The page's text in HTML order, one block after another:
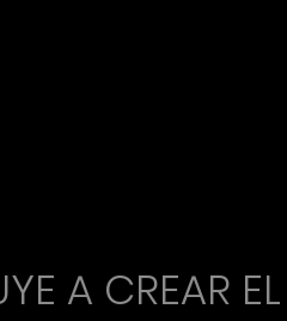
A CREAR